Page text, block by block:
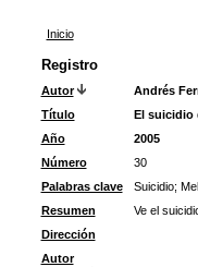
Inicio
Registro
Autor
Andrés
Título
El suicidio
Año
2005
Número
30
Palabras clave
Suicidio;
Resumen
Ve el
Dirección
Autor